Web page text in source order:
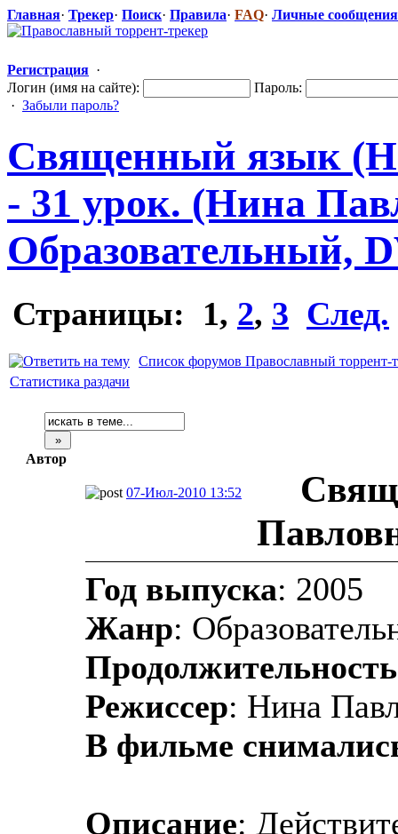
Главная· Трекер· Поиск· Правила· FAQ· Личные сообщения
Регистрация ·
Логин (имя на сайте):
Пароль:
· Забыли пароль?
Священный язык
- 31 урок. (Нина
Образователь​ный,
Страницы: 1, 2, 3 След.
Список форумов Православный торрент-
Статистика раздачи
Автор
07-Июл-2010 13:52
Год выпуска: 2005
Жанр:
Продолжительность
Режиссер: Нина
В фильме
Описание: